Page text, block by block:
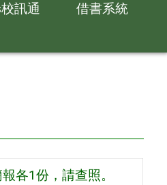
訊通
借書系統
各1份，請查照。